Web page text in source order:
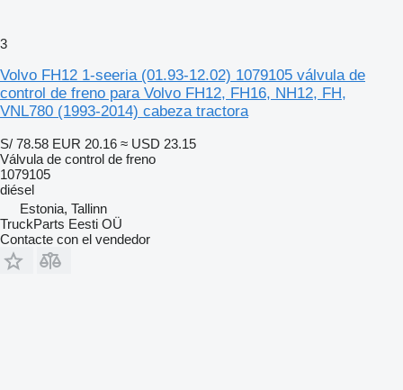
3
Volvo FH12 1-seeria (01.93-12.02) 1079105 válvula de
control de freno para Volvo FH12, FH16, NH12, FH,
VNL780 (1993-2014) cabeza tractora
S/ 78.58 EUR 20.16 ≈ USD 23.15
Válvula de control de freno
1079105
diésel
Estonia, Tallinn
TruckParts Eesti OÜ
Contacte con el vendedor